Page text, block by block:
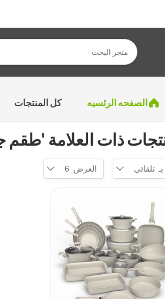
الصفحه الرئسيه كل المنتجات
ذات العلامة 'طقم
تلقائي العرض 6